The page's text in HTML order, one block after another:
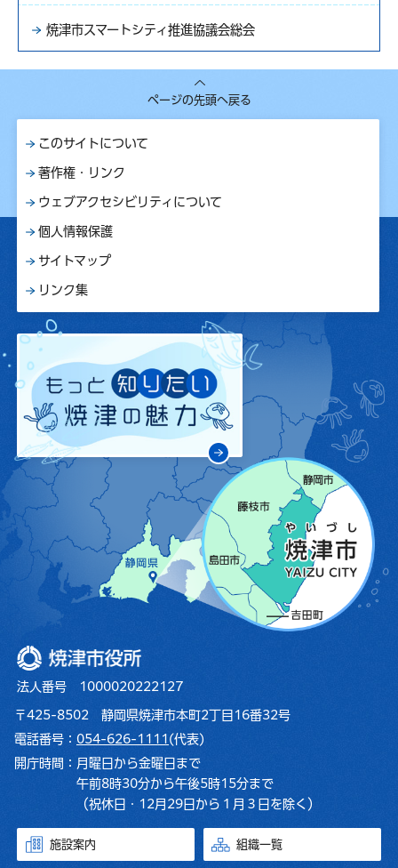
焼津市スマートシティ推進協議会総会
ページの先頭へ戻る
このサイトについて
著作権・リンク
ウェブアクセシビリティについて
個人情報保護
サイトマップ
リンク集
焼津市役所
法人番号 1000020222127
〒425-8502 静岡県焼津市本町2丁目16番32号
電話番号： 054-626-1111 (代表)
開庁時間： 月曜日から金曜日まで
午前8時30分から午後5時15分まで
（祝休日・12月29日から１月３日を除く）
施設案内 組織一覧